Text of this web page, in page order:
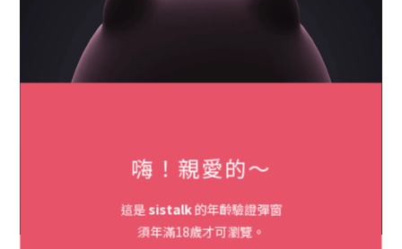
嗨！親愛的～
這是 sistalk的年齡驗證彈窗
須年滿18歲才可瀏覽。